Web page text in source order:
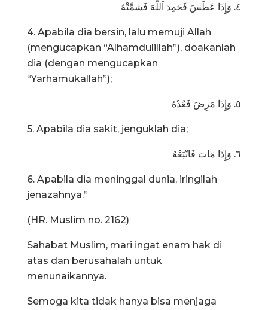
٤. وَإِذَا عَطَسَ فَحَمِدَ اَللَّهَ فَشمِّتْهُ
4. Apabila dia bersin, lalu memuji Allah
(mengucapkan “Alhamdulillah”), doakanlah
dia (dengan mengucapkan
“Yarhamukallah”);
٥. وَإِذَا مَرِضَ فَعُدْهُ
5. Apabila dia sakit, jenguklah dia;
٦. وَإِذَا مَاتَ فَاتْبَعْهُ
6. Apabila dia meninggal dunia, iringilah
jenazahnya.”
(HR. Muslim no. 2162)
Sahabat Muslim, mari ingat enam hak di
atas dan berusahalah untuk
menunaikannya.
Semoga kita tidak hanya bisa menjaga